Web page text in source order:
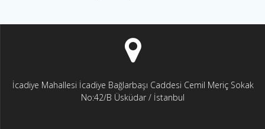
İcadiye Mahallesi İcadiye Bağlarbaşı Caddesi Cemil Meriç Sokak
No:42/B Üsküdar / İstanbul